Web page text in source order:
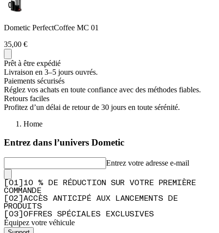
Dometic PerfectCoffee MC 01
35,00 €
Prêt à être expédié
Livraison en 3–5 jours ouvrés.
Paiements sécurisés
Réglez vos achats en toute confiance avec des méthodes fiables.
Retours faciles
Profitez d’un délai de retour de 30 jours en toute sérénité.
Home
Entrez dans l’univers Dometic
Entrez votre adresse e-mail
01
10 % DE RÉDUCTION SUR VOTRE PREMIÈRE
COMMANDE
02
ACCÈS ANTICIPÉ AUX LANCEMENTS DE
PRODUITS
03 OFFRES SPÉCIALES EXCLUSIVES
Équipez votre véhicule